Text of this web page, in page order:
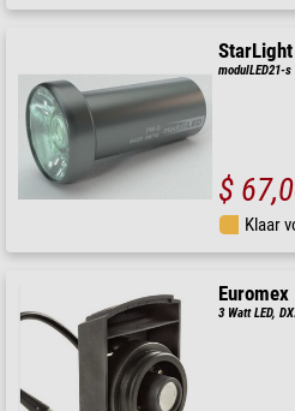
modulLED21-
$
Klaar
Euromex
3 Watt LED,